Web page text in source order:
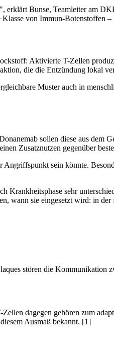
erklärt Bunse, Teamleiter am
von Immun-Botenstoffen
Aktivierte T-Zellen
die die Entzündung lokal
Muster auch in
sollen diese aus dem
Zusatznutzen gegenüber
sein könnte.
Krankheitsphase sehr
wann sie eingesetzt wird: in
stören die Kommunikation
dagegen gehören zum
Ausmaß bekannt. [1]